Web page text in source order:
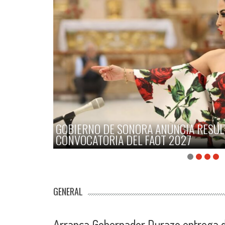
GOBIERNO DE SONORA ANUNCIA
CONVOCATORIA DEL FAOT 2027
GENERAL